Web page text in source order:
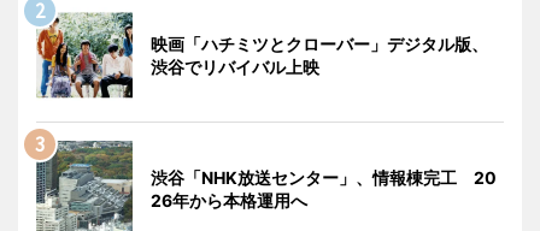
映画「ハチミツとクローバー」デジタル版、
渋谷でリバイバル上映
渋谷「NHK放送センター」、情報棟完工 20
26年から本格運用へ